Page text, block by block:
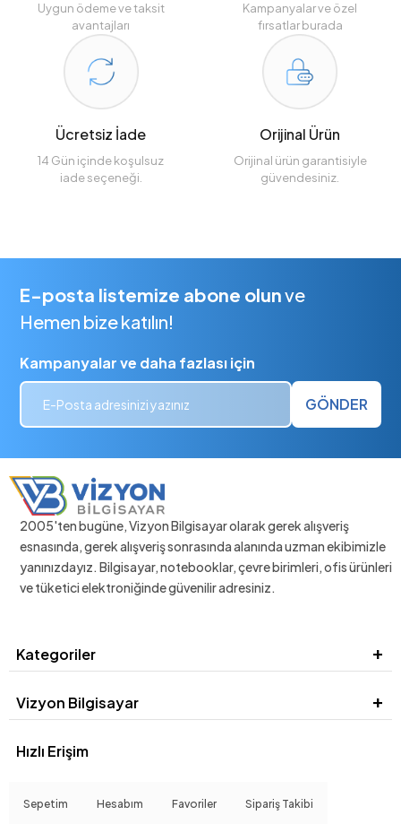
Uygun ödeme ve taksit
avantajları
Kampanyalar ve özel
fırsatlar burada
Ücretsiz İade
14 Gün içinde koşulsuz
iade seçeneği.
Orijinal Ürün
Orijinal ürün garantisiyle
güvendesiniz.
E-posta listemize abone olunve
Hemen bize katılın!
Kampanyalar ve daha fazlası için
GÖNDER
2005'ten bugüne, Vizyon Bilgisayar olarak gerek alışveriş
esnasında, gerek alışveriş sonrasında alanında uzman ekibimizle
yanınızdayız. Bilgisayar, notebooklar, çevre birimleri, ofis ürünleri
ve tüketici elektroniğinde güvenilir adresiniz.
Kategoriler
Vizyon Bilgisayar
Hızlı Erişim
Sepetim Hesabım Favoriler Sipariş Takibi